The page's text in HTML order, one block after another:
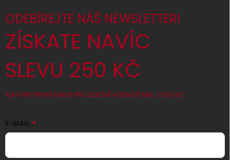
ODEBÍREJTE NÁŠ NEWSLETTER!
ZÍSKATE NAVÍC
SLEVU 250 KČ
PLATÍ PRO PRVNÍ NÁKUP PŘI CELKOVÉ HODNOTĚ MIN. 2 500 KČ
E-MAIL